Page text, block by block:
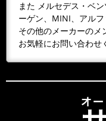
2026/02/28
３月の休業日
３／１（日）３
土曜日３／１５
分の日３／２２
お願...
2026/02/02
２月の休業日
また メルセデス・ベ
ーゲン、MINI、アル
その他のメーカーのメ
お気軽にお問い合わせ